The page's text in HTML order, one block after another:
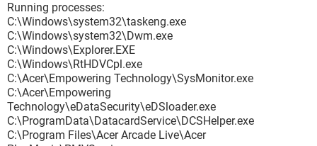
Running processes:
C:\Windows\system32\taskeng.exe
C:\Windows\system32\Dwm.exe
C:\Windows\Explorer.EXE
C:\Windows\RtHDVCpl.exe
C:\Acer\Empowering Technology\SysMonitor.exe
C:\Acer\Empowering
Technology\eDataSecurity\eDSloader.exe
C:\ProgramData\DatacardService\DCSHelper.exe
C:\Program Files\Acer Arcade Live\Acer